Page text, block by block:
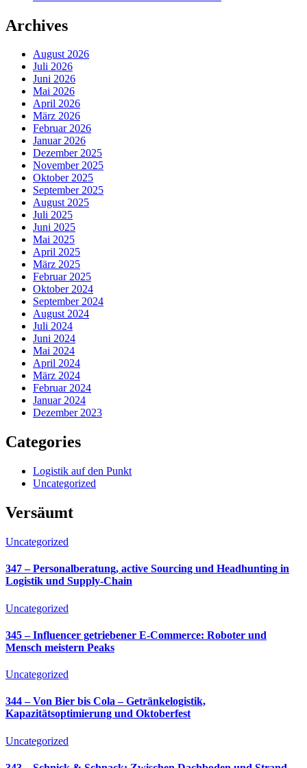
Archives
August 2026
Juli 2026
Juni 2026
Mai 2026
April 2026
März 2026
Februar 2026
Januar 2026
Dezember 2025
November 2025
Oktober 2025
September 2025
August 2025
Juli 2025
Juni 2025
Mai 2025
April 2025
März 2025
Februar 2025
Oktober 2024
September 2024
August 2024
Juli 2024
Juni 2024
Mai 2024
April 2024
März 2024
Februar 2024
Januar 2024
Dezember 2023
Categories
Logistik auf den Punkt
Uncategorized
Versäumt
Uncategorized
347 – Personalberatung, active Sourcing und Headhunting in
Logistik und Supply-Chain
Uncategorized
345 – Influencer getriebener E-Commerce: Roboter und
Mensch meistern Peaks
Uncategorized
344 – Von Bier bis Cola – Getränkelogistik,
Kapazitätsoptimierung und Oktoberfest
Uncategorized